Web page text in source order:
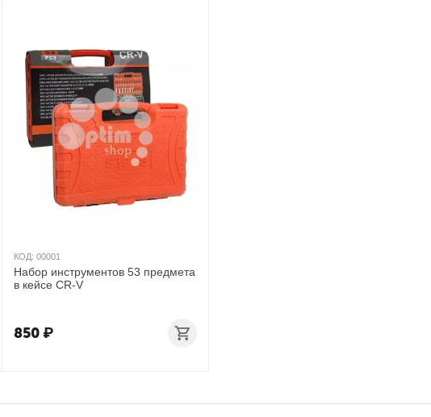
КОД: 00001
Набор инструментов 53 предмета
в кейсе CR-V
850₽